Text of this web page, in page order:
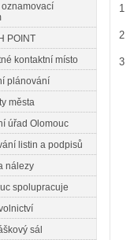
POINT
kontaktní místo
plánování
města
úřad Olomouc
listin a podpisů
nálezy
spolupracuje
sál
1
2
3